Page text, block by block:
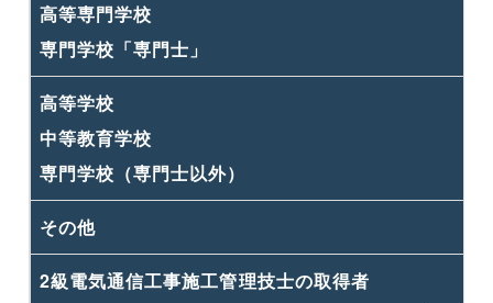
高等専門学校
専門学校「専門士」
高等学校
中等教育学校
専門学校（専門士以外）
その他
2級電気通信工事施工管理技士の取得者